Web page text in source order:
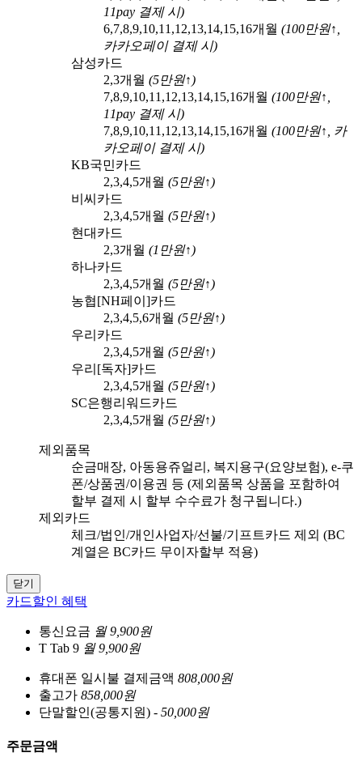
11pay 결제 시)
6,7,8,9,10,11,12,13,14,15,16개월 (100만원↑,
카카오페이결제 시)
삼성카드
2,3개월 (5만원↑)
7,8,9,10,11,12,13,14,15,16개월 (100만원↑,
11pay 결제 시)
7,8,9,10,11,12,13,14,15,16개월 (100만원↑, 카
카오페이결제 시)
KB국민카드
2,3,4,5개월 (5만원↑)
비씨카드
2,3,4,5개월 (5만원↑)
현대카드
2,3개월 (1 만원↑)
하나카드
2,3,4,5개월 (5만원↑)
농협[NH페이]카드
2,3,4,5,6개월 (5만원↑)
우리카드
2,3,4,5개월 (5만원↑)
우리[독자]카드
2,3,4,5개월 (5만원↑)
SC은행리워드카드
2,3,4,5개월 (5만원↑)
제외품목
순금매장, 아동용쥬얼리, 복지용구(요양보험), e-쿠
폰/상품권/이용권 등 (제외품목 상품을 포함하여
할부 결제 시 할부 수수료가 청구됩니다.)
제외카드
체크/법인/개인사업자/선불/기프트카드 제외 (BC
계열은 BC카드 무이자할부 적용)
닫기
카드할인 혜택
통신요금 월 9,900원
T Tab 9 월 9,900원
휴대폰 일시불 결제금액 808,000원
출고가 858,000원
단말할인(공통지원) - 50,000원
주문금액